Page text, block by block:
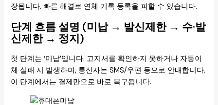
장됩니다. 빠른 해결로 연체 기록 등록을 피할 수 있습니다.
단계 흐름 설명 (미납 → 발신제한 → 수·발
신제한 → 정지)
첫 단계는 ‘미납’입니다. 고지서를 확인하지 못하거나 자동이
체 실패 시 발생하며, 통신사는 SMS/우편 등으로 안내합니다.
이 단계에서는 결제만으로 바로 복구됩니다.